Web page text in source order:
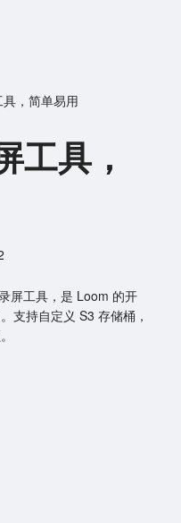
，简单易用
工具，
屏工具，是 Loom 的开
支持自定义 S3 存储桶，